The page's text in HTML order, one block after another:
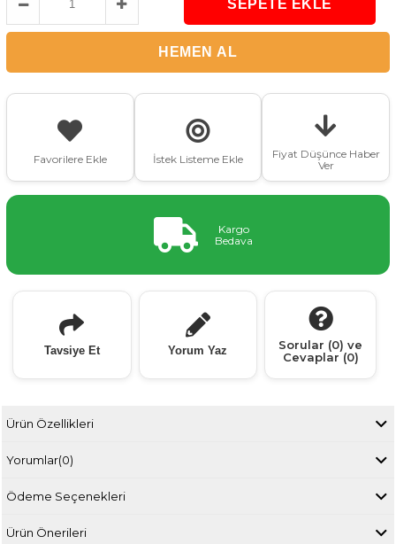
Favorilere Ekle İstek Listeme Ekle
Fiyat Düşünce Haber
Ver
Kargo
Bedava
Tavsiye Et Yorum Yaz
Sorular (0) ve
Cevaplar (0)
Ürün Özellikleri
Yorumlar(0)
Ödeme Seçenekleri
Ürün Önerileri